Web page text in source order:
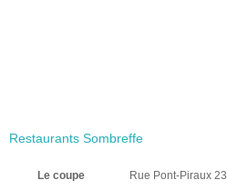
Restaurants Sombreffe
Le coupe Rue Pont-Piraux 23